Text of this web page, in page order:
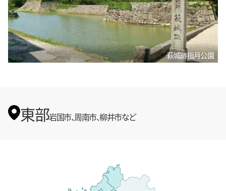
萩城跡指月公園
東部岩国市、周南市、柳井市など